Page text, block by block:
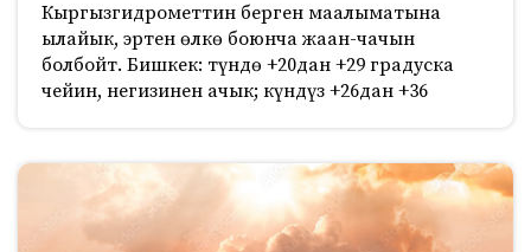
Кыргызгидрометтин берген маалыматына
ылайык, эртен өлкө боюнча жаан-чачын
болбойт. Бишкек: түндө +20дан +29 градуска
чейин, негизинен ачык; күндүз +26дан +36